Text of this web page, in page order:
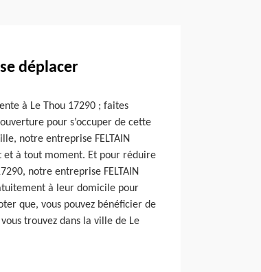
déplacer
à Le Thou 17290 ; faites
pour s’occuper de cette
notre entreprise FELTAIN
à tout moment. Et pour réduire
notre entreprise FELTAIN
à leur domicile pour
que, vous pouvez bénéficier de
trouvez dans la ville de Le